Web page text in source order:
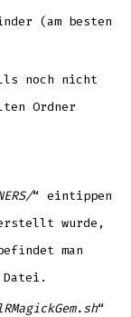
(am besten
noch nicht
Ordner
“ eintippen
wurde,
man
“